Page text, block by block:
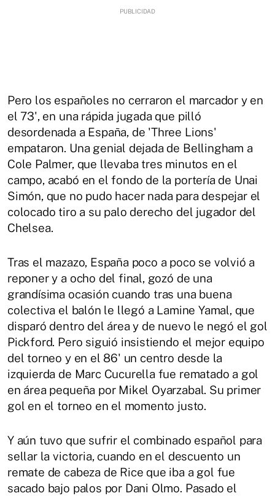
Pero los españoles no cerraron el marcador y en
el 73', en una rápida jugada que pilló
desordenada a España, de 'Three Lions'
empataron. Una genial dejada de Bellingham a
Cole Palmer, que llevaba tres minutos en el
campo, acabó en el fondo de la portería de Unai
Simón, que no pudo hacer nada para despejar el
colocado tiro a su palo derecho del jugador del
Chelsea.
Tras el mazazo, España poco a poco se volvió a
reponer y a ocho del final, gozó de una
grandísima ocasión cuando tras una buena
colectiva el balón le llegó a Lamine Yamal, que
disparó dentro del área y de nuevo le negó el gol
Pickford. Pero siguió insistiendo el mejor equipo
del torneo y en el 86' un centro desde la
izquierda de Marc Cucurella fue rematado a gol
en área pequeña por Mikel Oyarzabal. Su primer
gol en el torneo en el momento justo.
Y aún tuvo que sufrir el combinado español para
sellar la victoria, cuando en el descuento un
remate de cabeza de Rice que iba a gol fue
sacado bajo palos por Dani Olmo. Pasado el